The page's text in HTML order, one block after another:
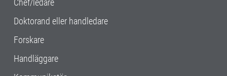
Chef/ledare
Doktorand eller handledare
Forskare
Handläggare